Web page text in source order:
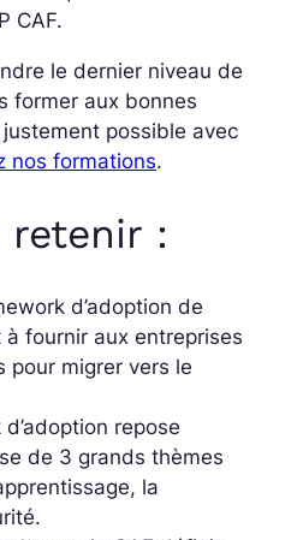
CAF.
le dernier niveau de
former aux bonnes
possible avec
nos formations.
retenir :
d’adoption de
fournir aux entreprises
pour migrer vers le
repose
de 3 grands thèmes
la